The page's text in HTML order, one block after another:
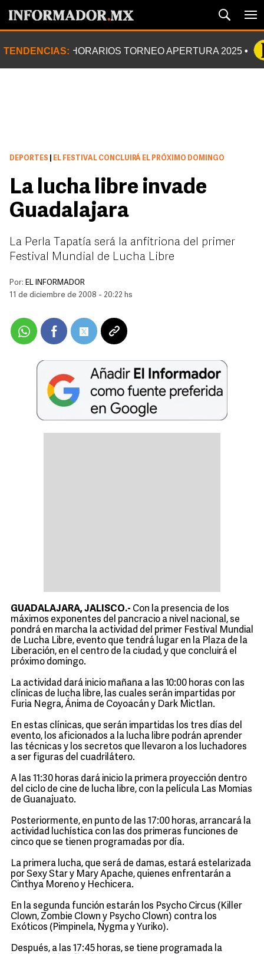
TENDENCIAS: HORARIOS TORNEO APERTURA 2025
DEPORTES EL FESTIVAL CONCLUIRÁ EL PRÓXIMO DOMINGO
La lucha libre invade
Guadalajara
La Perla Tapatía será la anfitriona del primer
Festival Mundial de Lucha Libre
Por: EL INFORMADOR
11 de diciembre de 2008 - 20:22 hs
GUADALAJARA, JALISCO.- Con la presencia de los
máximos exponentes del pancracio a nivel nacional, se
pondrá en marcha la actividad del primer Festival Mundial
de Lucha Libre, evento que tendrá lugar en la Plaza de la
Liberación, en el centro de la ciudad, y que concluirá el
próximo domingo.
La actividad dará inicio mañana a las 10:00 horas con las
clínicas de lucha libre, las cuales serán impartidas por
Furia Negra, Ánima de Coyoacán y Dark Mictlan.
En estas clínicas, que serán impartidas los tres días del
evento, los aficionados a la lucha libre podrán aprender
las técnicas y los secretos que llevaron a los luchadores
a ser figuras del cuadrilátero.
A las 11:30 horas dará inicio la primera proyección dentro
del ciclo de cine de lucha libre, con la película Las Momias
de Guanajuato.
Posteriormente, en punto de las 17:00 horas, arrancará la
actividad luchística con las dos primeras funciones de
cinco que se tienen programadas por día.
La primera lucha, que será de damas, estará estelarizada
por Sexy Star y Mary Apache, quienes enfrentarán a
Cinthya Moreno y Hechicera.
En la segunda función estarán los Psycho Circus (Killer
Clown, Zombie Clown y Psycho Clown) contra los
Exóticos (Pimpinela, Nygma y Yuriko).
Después, a las 17:45 horas, se tiene programada la